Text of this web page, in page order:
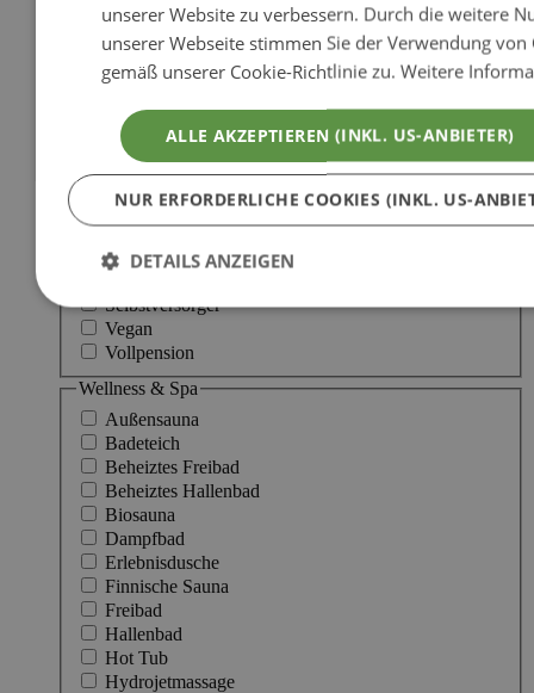
Verpflegung
A la carte
All inclusive
Allergikerkost
Babykost
Frühstück
Haubenküche
Jausenpaket
Nachmittagssnack
Selbstversorger
Vegan
Vollpension
Wellness & Spa
Außensauna
Badeteich
Beheiztes Freibad
Beheiztes Hallenbad
Biosauna
Dampfbad
Erlebnisdusche
Finnische Sauna
Freibad
Hallenbad
Hot Tub
Hydrojetmassage
unserer Website zu verbessern. Durch die weitere
unserer Webseite stimmen Sie der Verwendung von
gemäß unserer Cookie-Richtlinie zu. Weitere
ALLE AKZEPTIEREN (INKL. US-ANBIETER)
NUR ERFORDERLICHE COOKIES (INKL. US-
DETAILS ANZEIGEN